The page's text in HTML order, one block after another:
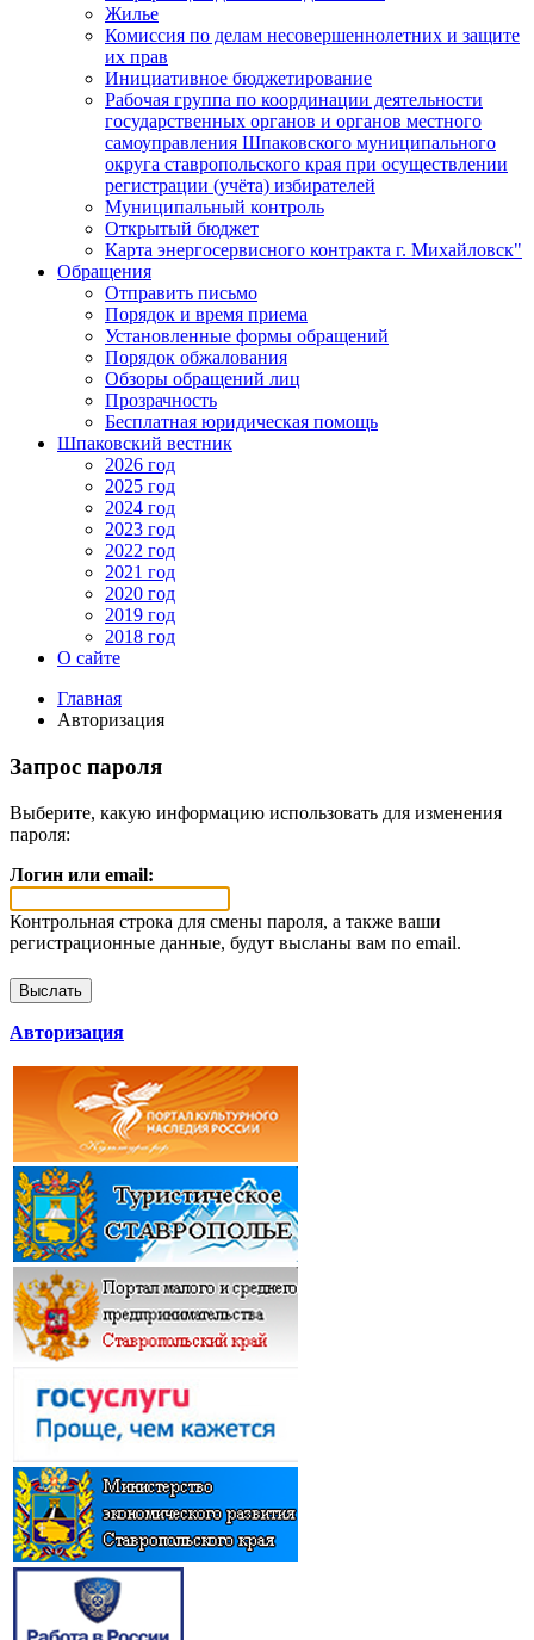
Жилье
Комиссия по делам несовершеннолетних и защите
их прав
Инициативное бюджетирование
Рабочая группа по координации деятельности
государственных органов и органов местного
самоуправления Шпаковского муниципального
округа ставропольского края при осуществлении
регистрации (учёта) избирателей
Муниципальный контроль
Открытый бюджет
Карта энергосервисного контракта г. Михайловск"
Обращения
Отправить письмо
Порядок и время приема
Установленные формы обращений
Порядок обжалования
Обзоры обращений лиц
Прозрачность
Бесплатная юридическая помощь
Шпаковский вестник
2026 год
2025 год
2024 год
2023 год
2022 год
2021 год
2020 год
2019 год
2018 год
О сайте
Главная
Авторизация
Запрос пароля
Выберите, какую информацию использовать для изменения
пароля:
Логин или email:
Контрольная строка для смены пароля, а также ваши
регистрационные данные, будут высланы вам по email.
Авторизация